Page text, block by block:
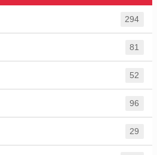
294
81
52
96
29